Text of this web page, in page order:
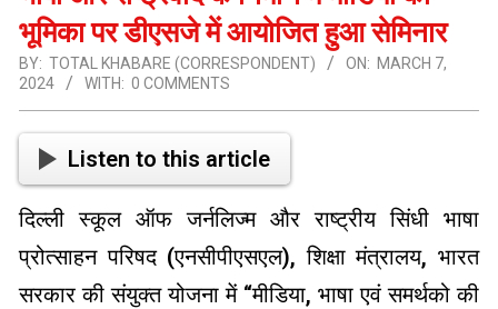
भूमिका पर डीएसजे में आयोजित हुआ सेमिनार
BY: TOTAL KHABARE (CORRESPONDENT) ON: MARCH 7,
2024
WITH: 0 COMMENTS
Listen to this article
दिल्ली स्कूल ऑफ जर्नलिज्म और राष्ट्रीय सिंधी भाषा
प्रोत्साहन परिषद (एनसीपीएसएल), शिक्षा मंत्रालय, भारत
सरकार की संयुक्त योजना में “मीडिया, भाषा एवं समर्थको की